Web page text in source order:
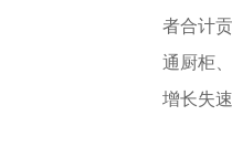
者合计
通厨柜
增长失速